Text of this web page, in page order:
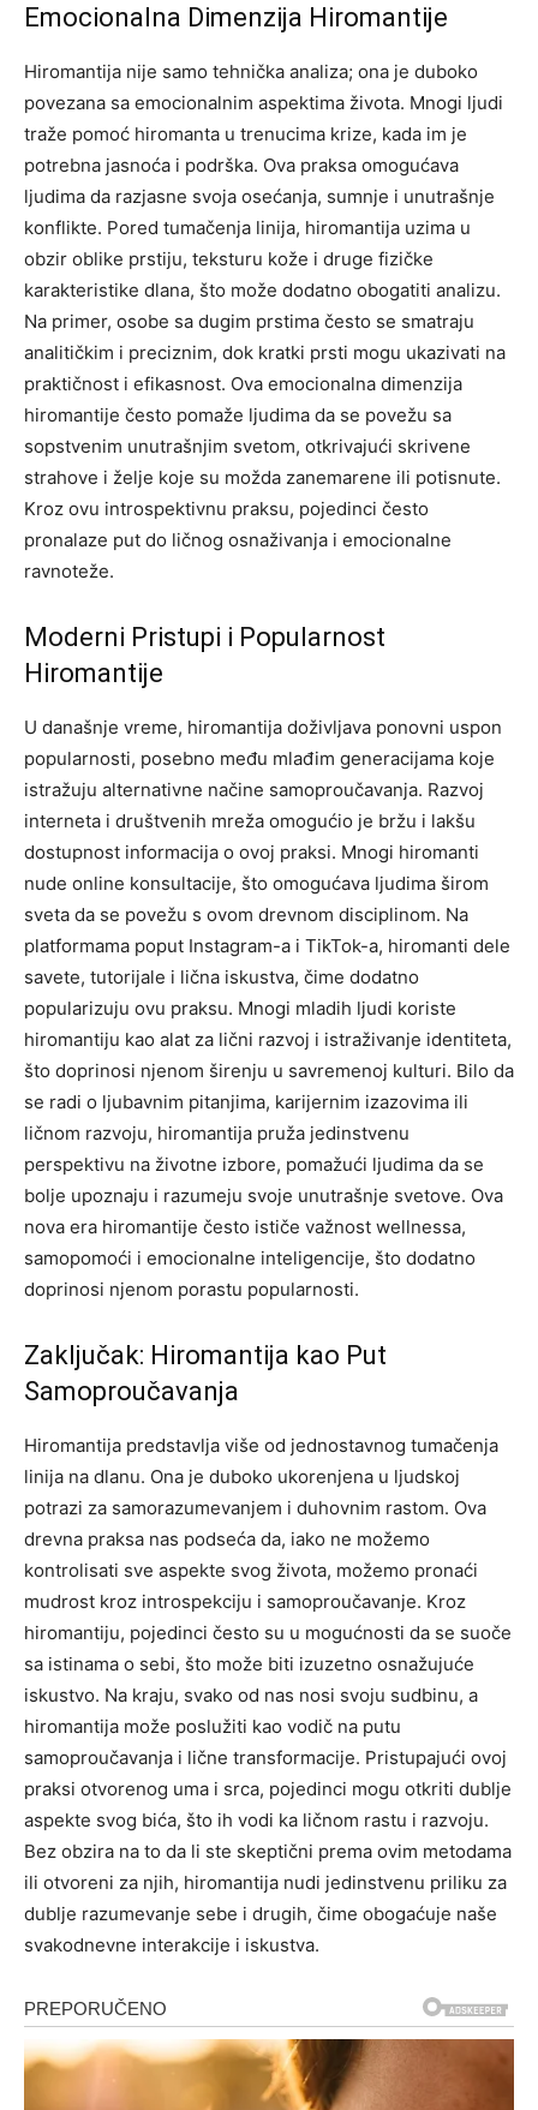
Emocionalna Dimenzija Hiromantije
Hiromantija nije samo tehnička analiza; ona je duboko
povezana sa emocionalnim aspektima života. Mnogi ljudi
traže pomoć hiromanta u trenucima krize, kada im je
potrebna jasnoća i podrška. Ova praksa omogućava
ljudima da razjasne svoja osećanja, sumnje i unutrašnje
konflikte. Pored tumačenja linija, hiromantija uzima u
obzir oblike prstiju, teksturu kože i druge fizičke
karakteristike dlana, što može dodatno obogatiti analizu.
Na primer, osobe sa dugim prstima često se smatraju
analitičkim i preciznim, dok kratki prsti mogu ukazivati na
praktičnost i efikasnost. Ova emocionalna dimenzija
hiromantije često pomaže ljudima da se povežu sa
sopstvenim unutrašnjim svetom, otkrivajući skrivene
strahove i želje koje su možda zanemarene ili potisnute.
Kroz ovu introspektivnu praksu, pojedinci često
pronalaze put do ličnog osnaživanja i emocionalne
ravnoteže.
Moderni Pristupi i Popularnost
Hiromantije
U današnje vreme, hiromantija doživljava ponovni uspon
popularnosti, posebno među mlađim generacijama koje
istražuju alternativne načine samoproučavanja. Razvoj
interneta i društvenih mreža omogućio je bržu i lakšu
dostupnost informacija o ovoj praksi. Mnogi hiromanti
nude online konsultacije, što omogućava ljudima širom
sveta da se povežu s ovom drevnom disciplinom. Na
platformama poput Instagram-a i TikTok-a, hiromanti dele
savete, tutorijale i lična iskustva, čime dodatno
popularizuju ovu praksu. Mnogi mladih ljudi koriste
hiromantiju kao alat za lični razvoj i istraživanje identiteta,
što doprinosi njenom širenju u savremenoj kulturi. Bilo da
se radi o ljubavnim pitanjima, karijernim izazovima ili
ličnom razvoju, hiromantija pruža jedinstvenu
perspektivu na životne izbore, pomažući ljudima da se
bolje upoznaju i razumeju svoje unutrašnje svetove. Ova
nova era hiromantije često ističe važnost wellnessa,
samopomoći i emocionalne inteligencije, što dodatno
doprinosi njenom porastu popularnosti.
Zaključak: Hiromantija kao Put
Samoproučavanja
Hiromantija predstavlja više od jednostavnog tumačenja
linija na dlanu. Ona je duboko ukorenjena u ljudskoj
potrazi za samorazumevanjem i duhovnim rastom. Ova
drevna praksa nas podseća da, iako ne možemo
kontrolisati sve aspekte svog života, možemo pronaći
mudrost kroz introspekciju i samoproučavanje. Kroz
hiromantiju, pojedinci često su u mogućnosti da se suoče
sa istinama o sebi, što može biti izuzetno osnažujuće
iskustvo. Na kraju, svako od nas nosi svoju sudbinu, a
hiromantija može poslužiti kao vodič na putu
samoproučavanja i lične transformacije. Pristupajući ovoj
praksi otvorenog uma i srca, pojedinci mogu otkriti dublje
aspekte svog bića, što ih vodi ka ličnom rastu i razvoju.
Bez obzira na to da li ste skeptični prema ovim metodama
ili otvoreni za njih, hiromantija nudi jedinstvenu priliku za
dublje razumevanje sebe i drugih, čime obogaćuje naše
svakodnevne interakcije i iskustva.